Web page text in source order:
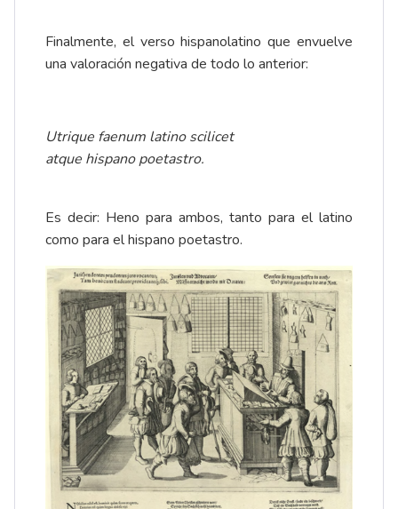
Finalmente, el verso hispanolatino que envuelve
una valoración negativa de todo lo anterior:
Utrique faenum latino scilicet
atque hispano poetastro.
Es decir: Heno para ambos, tanto para el latino
como para el hispano poetastro.